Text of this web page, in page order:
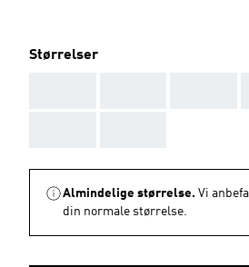
Størrelser
Almindelige størrelse. Vi
din normale størrelse.